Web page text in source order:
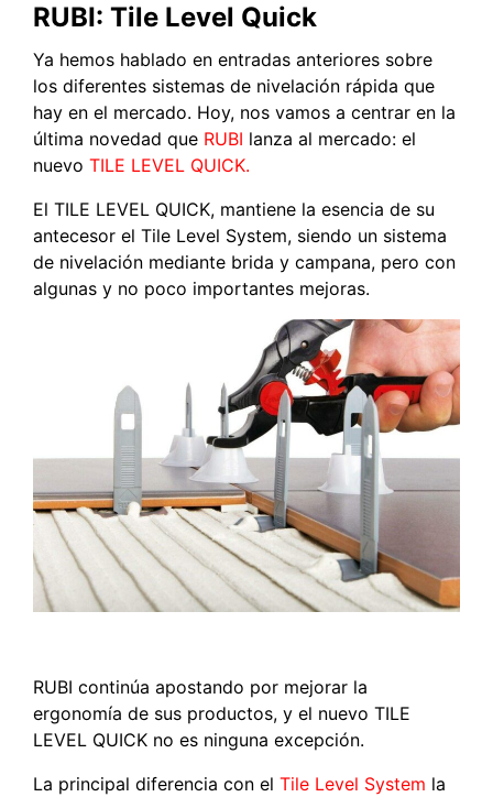
RUBI: Tile Level Quick
Ya hemos hablado en entradas anteriores sobre
los diferentes sistemas de nivelación rápida que
hay en el mercado. Hoy, nos vamos a centrar en la
última novedad que RUBI lanza al mercado: el
nuevo TILE LEVEL QUICK.
El TILE LEVEL QUICK, mantiene la esencia de su
antecesor el Tile Level System, siendo un sistema
de nivelación mediante brida y campana, pero con
algunas y no poco importantes mejoras.
RUBI continúa apostando por mejorar la
ergonomía de sus productos, y el nuevo TILE
LEVEL QUICK no es ninguna excepción.
La principal diferencia con el Tile Level System la